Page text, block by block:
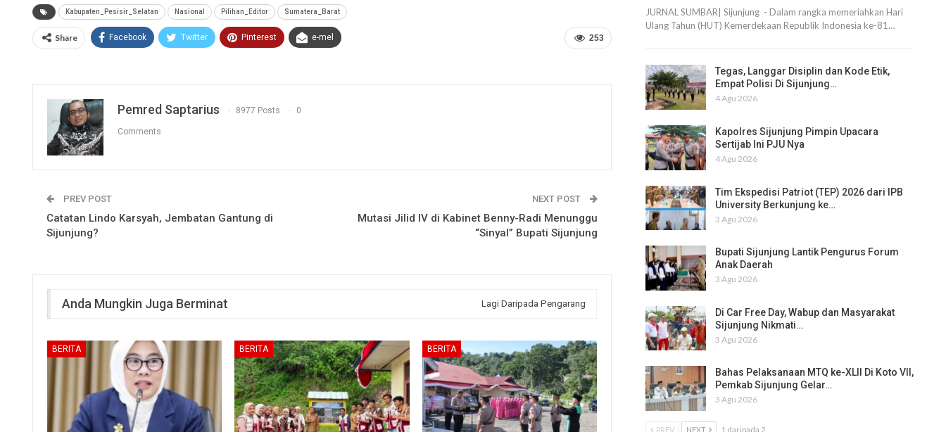
Kabupaten_Pesisir_Selatan Nasional Pilihan_Editor Sumatera_Barat
253
Share Facebook Twitter Pinterest e-mel
Pemred Saptarius 8977 Posts 0
Comments
PREV POST
Catatan Lindo Karsyah, Jembatan Gantung di
Sijunjung?
NEXT POST
Mutasi Jilid IV di Kabinet Benny-Radi Menunggu
“Sinyal” Bupati Sijunjung
Anda Mungkin Juga Berminat Lagi Daripada Pengarang
BERITA BERITA BERITA
JURNAL SUMBAR| Sijunjung - Dalam rangka memeriahkan Hari
Ulang Tahun (HUT) Kemerdekaan Republik Indonesia ke-81…
Tegas, Langgar Disiplin dan Kode Etik,
Empat Polisi Di Sijunjung…
4 Agu 2026
Kapolres Sijunjung Pimpin Upacara
Sertijab Ini PJU Nya
4 Agu 2026
Tim Ekspedisi Patriot (TEP) 2026 dari IPB
University Berkunjung ke…
3 Agu 2026
Bupati Sijunjung Lantik Pengurus Forum
Anak Daerah
3 Agu 2026
Di Car Free Day, Wabup dan Masyarakat
Sijunjung Nikmati…
3 Agu 2026
Bahas Pelaksanaan MTQ ke-XLII Di Koto VII,
Pemkab Sijunjung Gelar…
3 Agu 2026
PREV NEXT 1 daripada 2